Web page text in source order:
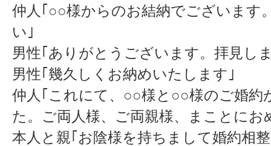
仲人｢○○様からのお結納でございます
い｣
男性｢ありがとうございます。拝見し
男性｢幾久しくお納めいたします｣
仲人｢これにて、○○様と○○様のご婚約
た。ご両人様、ご両親様、まことに
本人と親｢お陰様を持ちまして婚約相